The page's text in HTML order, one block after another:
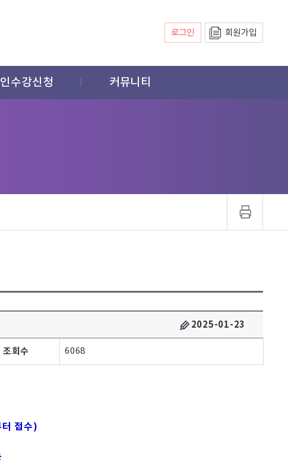
로그인 회원가입
수강신청 커뮤니티
2025-01-23
조회수 6068
접수)